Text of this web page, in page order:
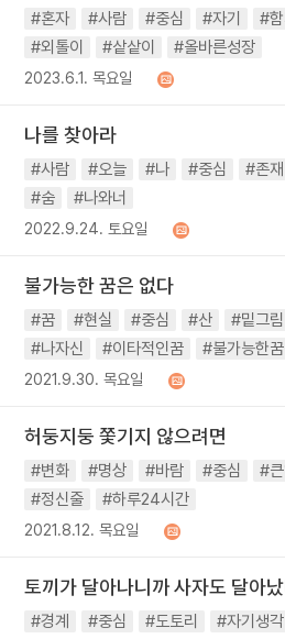
#혼자 #사람 #중심 #자기 #함
#외톨이
#샅샅이 #올바른성장
2023.6.1. 목요일
나를 찾아라
#사람 #오늘 #나 #중심 #존재
#숨
#나와너
2022.9.24. 토요일
불가능한 꿈은 없다
#꿈 #현실 #중심 #산 #밑그림
#나자신
#이타적인꿈 #불가능한꿈
2021.9.30. 목요일
허둥지둥 쫓기지 않으려면
#변화 #명상 #바람 #중심 #
#정신줄
#하루24시간
2021.8.12. 목요일
토끼가 달아나니까 사자도 달아
#경계 #중심 #도토리 #자기생각